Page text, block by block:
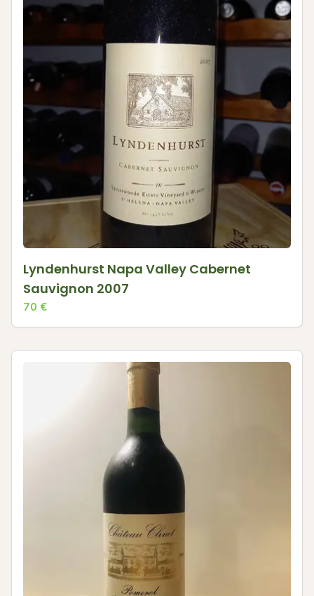
Lyndenhurst Napa Valley Cabernet
Sauvignon 2007
70 €